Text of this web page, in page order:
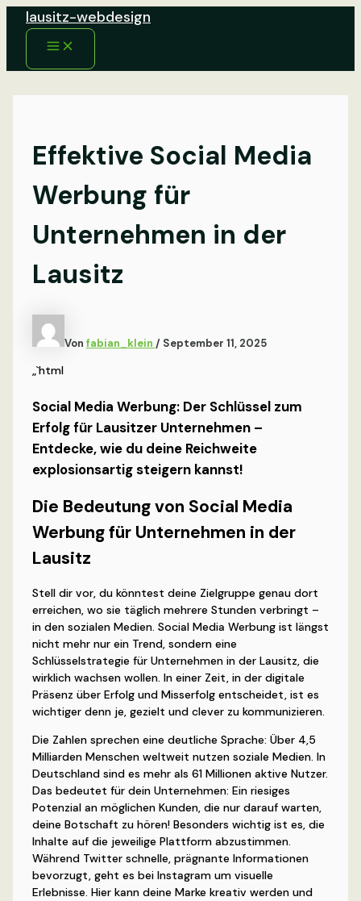
Zum
Inhalt
springen
lausitz-webdesign
Main
Menu
Effektive Social Media
Werbung für
Unternehmen in der
Lausitz
Von fabian_klein / September 11, 2025
„`html
Social Media Werbung: Der Schlüssel zum
Erfolg für Lausitzer Unternehmen –
Entdecke, wie du deine Reichweite
explosionsartig steigern kannst!
Die Bedeutung von Social Media
Werbung für Unternehmen in der
Lausitz
Stell dir vor, du könntest deine Zielgruppe genau dort
erreichen, wo sie täglich mehrere Stunden verbringt –
in den sozialen Medien. Social Media Werbung ist längst
nicht mehr nur ein Trend, sondern eine
Schlüsselstrategie für Unternehmen in der Lausitz, die
wirklich wachsen wollen. In einer Zeit, in der digitale
Präsenz über Erfolg und Misserfolg entscheidet, ist es
wichtiger denn je, gezielt und clever zu kommunizieren.
Die Zahlen sprechen eine deutliche Sprache: Über 4,5
Milliarden Menschen weltweit nutzen soziale Medien. In
Deutschland sind es mehr als 61 Millionen aktive Nutzer.
Das bedeutet für dein Unternehmen: Ein riesiges
Potenzial an möglichen Kunden, die nur darauf warten,
deine Botschaft zu hören! Besonders wichtig ist es, die
Inhalte auf die jeweilige Plattform abzustimmen.
Während Twitter schnelle, prägnante Informationen
bevorzugt, geht es bei Instagram um visuelle
Erlebnisse. Hier kann deine Marke kreativ werden und